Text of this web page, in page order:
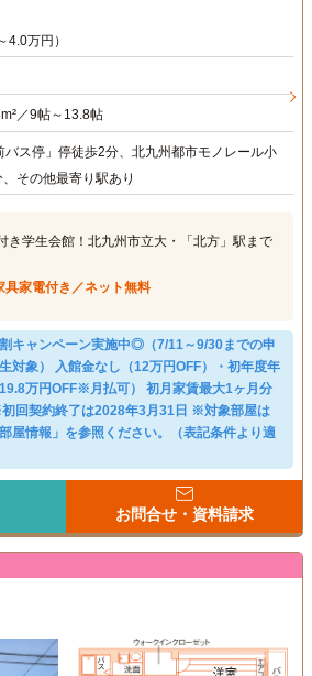
4.0万円）
／9帖～13.8帖
バス停」停徒歩2分、北九州都市モノレール小
その他最寄り駅あり
き学生会館！北九州市立大・「北方」駅まで
具家電付き／ネット無料
キャンペーン実施中◎（7/11～9/30までの申
対象） 入館金なし（12万円OFF）・初年度年
万円OFF※月払可） 初月家賃最大1ヶ月分
回契約終了は2028年3月31日 ※対象部屋は
部屋情報」を参照ください。（表記条件より適
お問合せ・資料請求